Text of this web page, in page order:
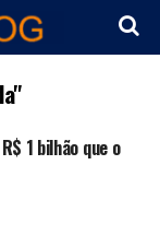
1 bilhão que o